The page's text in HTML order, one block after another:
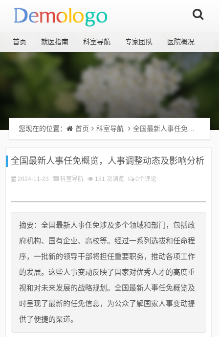
首页 就医指南 科室导航 专家团队 医院概况
您现在的位置： 首页 科室导航 全国最新人事任免概览，人事调整动态及影响分析
全国最新人事任免概览，人事调整动态及影响分析
2024-11-23 科室导航 181 次浏览 0个评论
摘要：全国最新人事任免涉及多个领域和部门，包括政
府机构、国有企业、高校等。经过一系列选拔和任命程
序，一批新的领导干部将担任重要职务，推动各项工作
的发展。这些人事变动反映了国家对优秀人才的高度重
视和对未来发展的战略规划。全国最新人事任免概览及
时呈现了最新的任免信息，为公众了解国家人事变动提
供了便捷的渠道。